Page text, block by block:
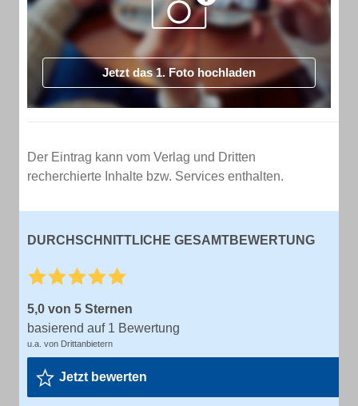
Jetzt das 1. Foto hochladen
Der Eintrag kann vom Verlag und Dritten
recherchierte Inhalte bzw. Services enthalten.
DURCHSCHNITTLICHE GESAMTBEWERTUNG
5,0 von 5 Sternen
basierend auf 1 Bewertung
u.a. von Drittanbietern
Jetzt bewerten